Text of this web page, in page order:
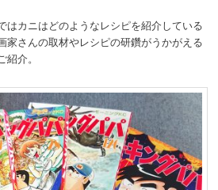
はカニはどのようなレシピを紹介している
家さんの取材やレシピの研鑽がうかがえる
介。